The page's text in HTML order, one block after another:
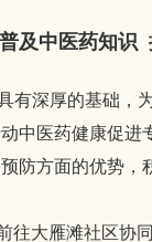
普及中医药知识
深厚的基础，
中医药健康促
防方面的优势
大雁滩社区协